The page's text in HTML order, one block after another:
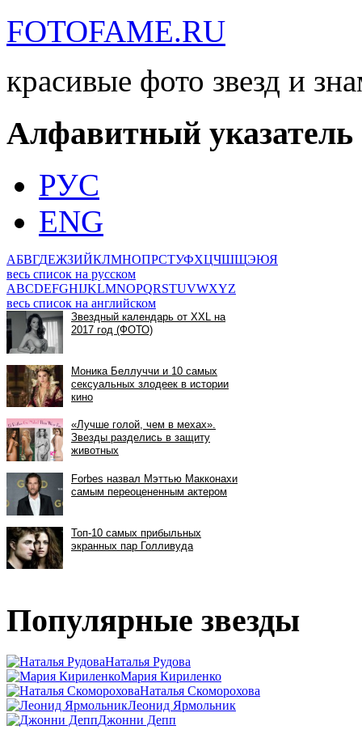
FOTOFAME.RU
красивые фото звезд и
Алфавитный указатель
РУС
ENG
АБВГДЕЖЗИЙКЛМНОПРСТУФХЦЧШЩЭЮЯ
весь список на русском
ABCDEFGHIJKLMNOPQRSTUVWXYZ
весь список на английском
Популярные звезды
Наталья Рудова
Мария Кириленко
Наталья Скоморохова
Леонид Ярмольник
Джонни Депп